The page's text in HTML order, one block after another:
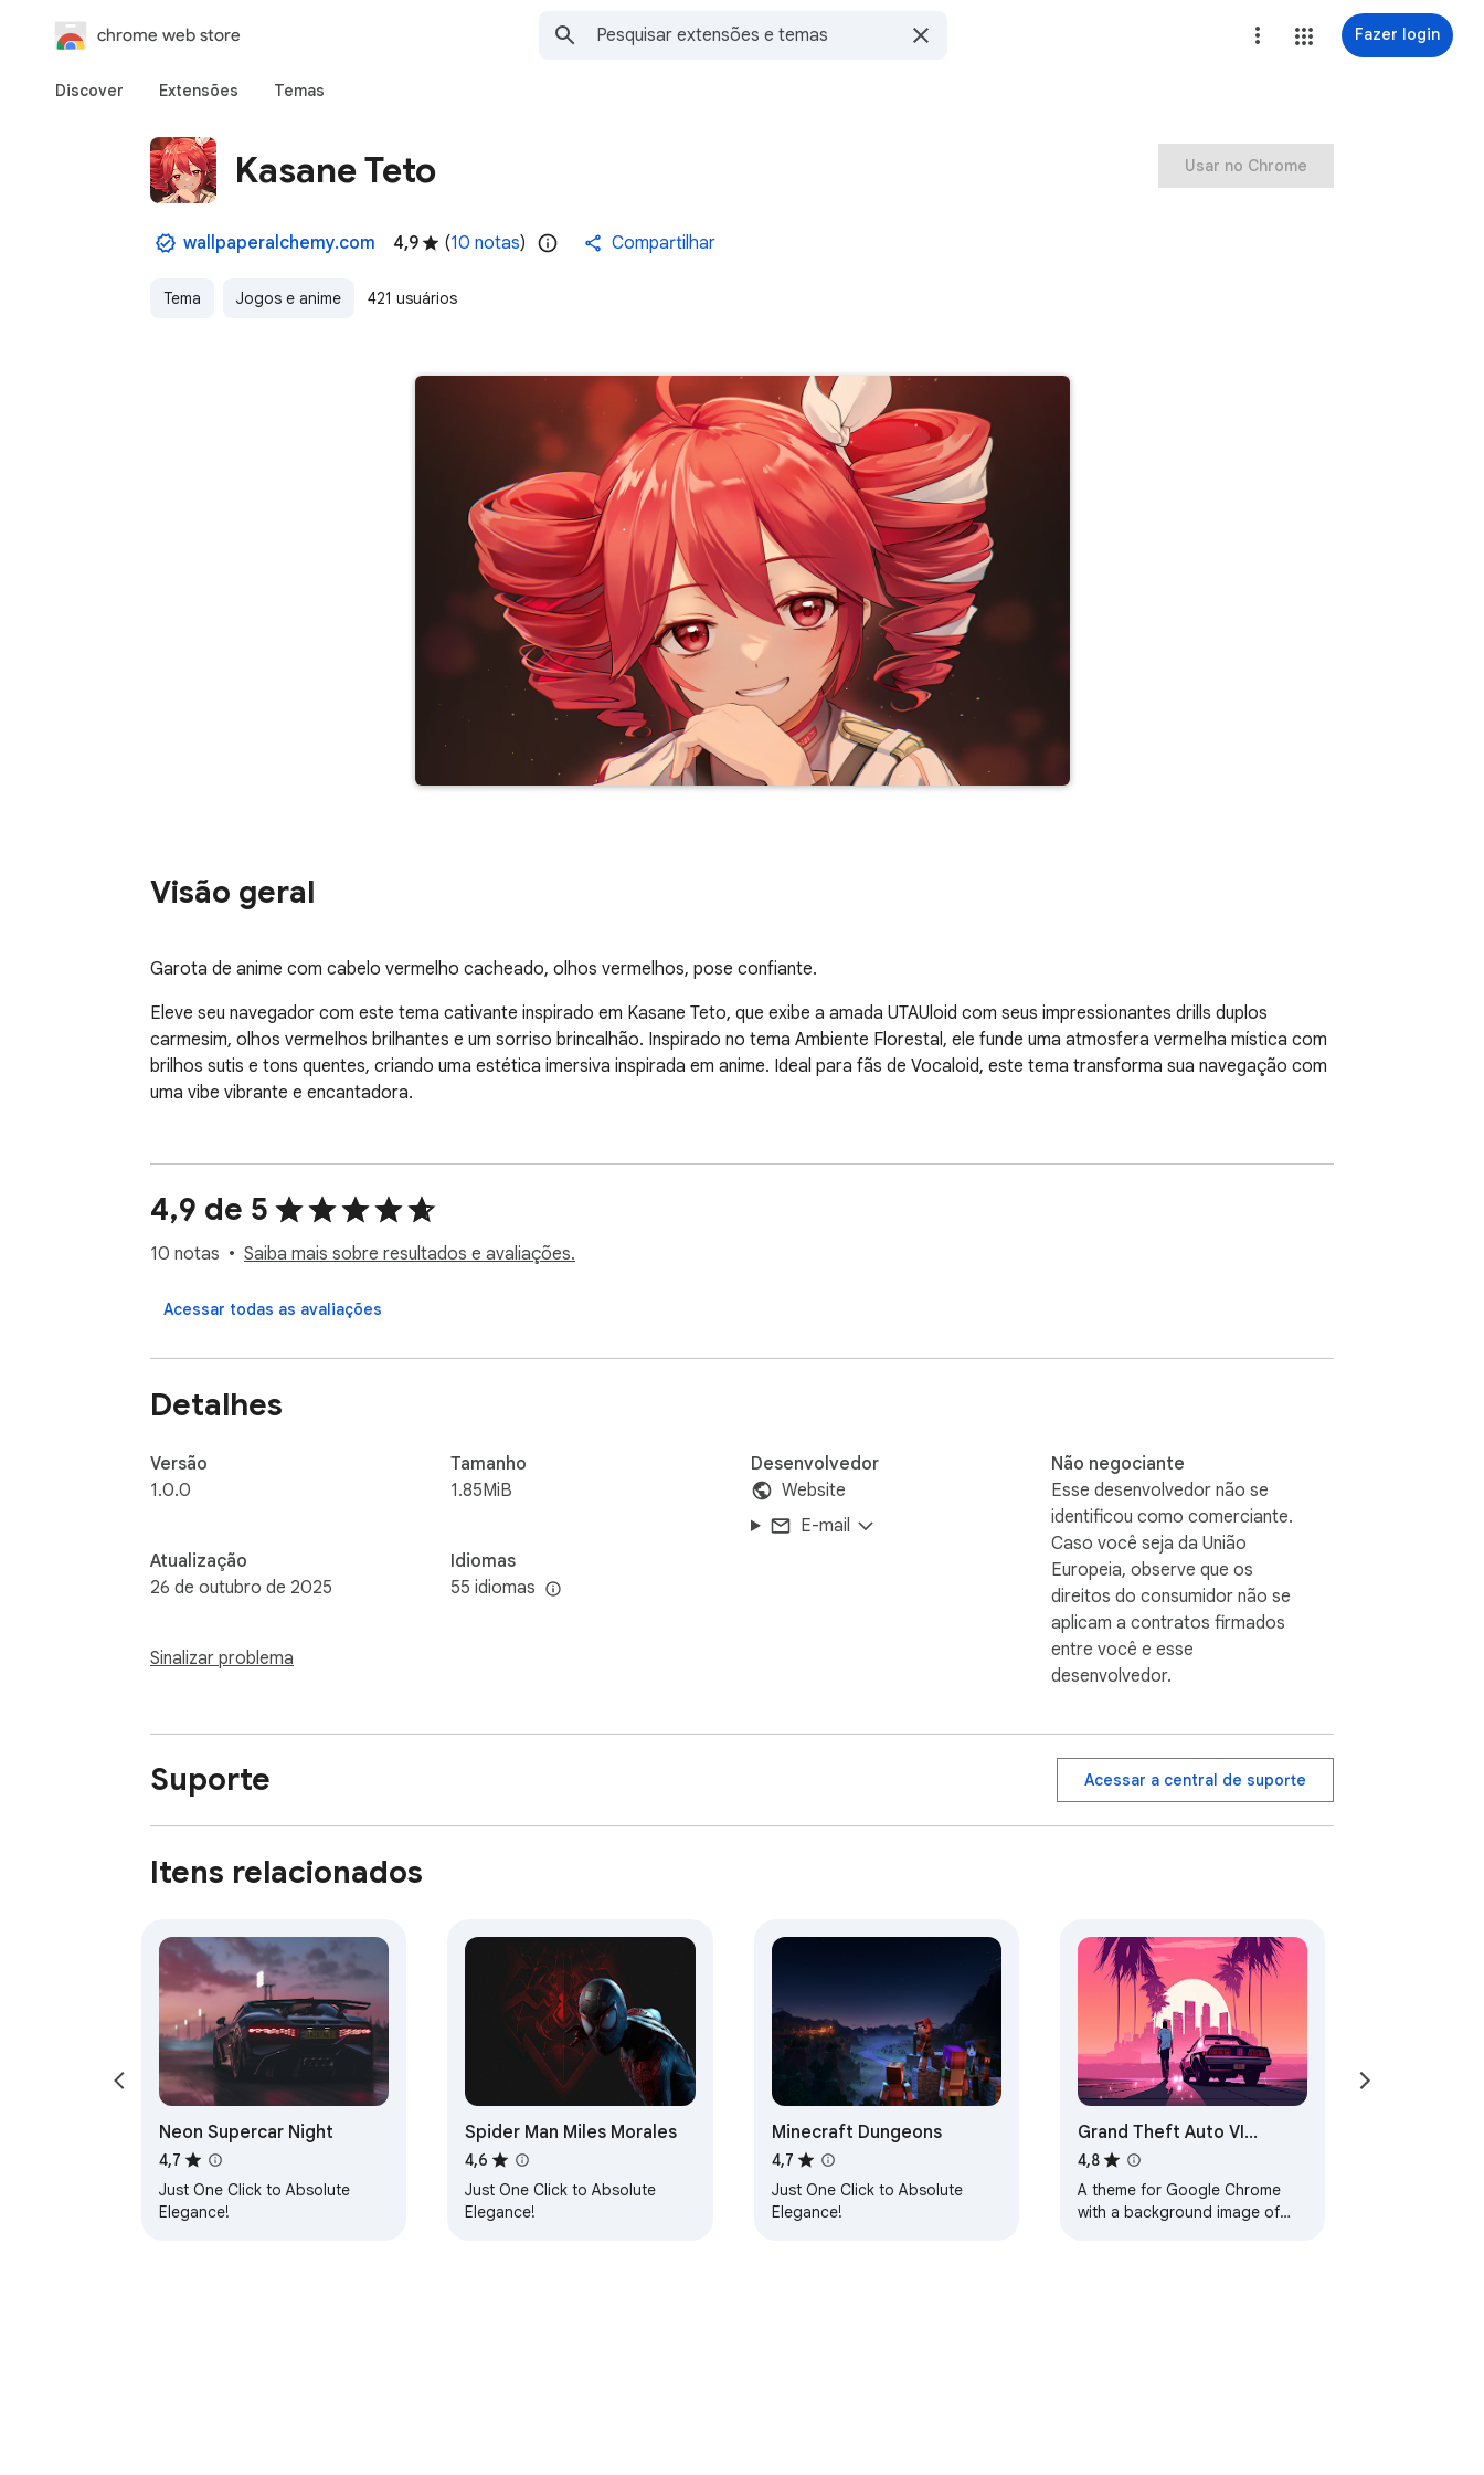
chrome web store Fazer login
Discover Extensões Temas
Kasane Teto
wallpaperalchemy.com 4,9 (10 notas) Compartilhar
Tema Jogos e anime 421 usuários
Usar no Chrome
Visão geral
Garota de anime com cabelo vermelho cacheado, olhos vermelhos, pose confiante.
Eleve seu navegador com este tema cativante inspirado em Kasane Teto, que exibe a amada UTAUloid com seus impressionantes drills duplos
carmesim, olhos vermelhos brilhantes e um sorriso brincalhão. Inspirado no tema Ambiente Florestal, ele funde uma atmosfera vermelha mística com
brilhos sutis e tons quentes, criando uma estética imersiva inspirada em anime. Ideal para fãs de Vocaloid, este tema transforma sua navegação com
uma vibe vibrante e encantadora.
4,9 de 5
10 notas Saiba mais sobre resultados e avaliações.
Acessar todas as avaliações
Detalhes
Versão
1.0.0
Atualização
26 de outubro de 2025
Sinalizar problema
Tamanho
1.85MiB
Idiomas
55 idiomas
Desenvolvedor
Website
E-mail
Não negociante
Esse desenvolvedor não se
identificou como comerciante.
Caso você seja da União
Europeia, observe que os
direitos do consumidor não se
aplicam a contratos firmados
entre você e esse
desenvolvedor.
Suporte Acessar a central de suporte
Itens relacionados
Neon Supercar Night
4,7
Just One Click to Absolute
Elegance!
Spider Man Miles Morales
4,6
Just One Click to Absolute
Elegance!
Minecraft Dungeons
4,7
Just One Click to Absolute
Elegance!
Grand Theft Auto VI
Browser Theme
4,8
A theme for Google Chrome
with a background image of